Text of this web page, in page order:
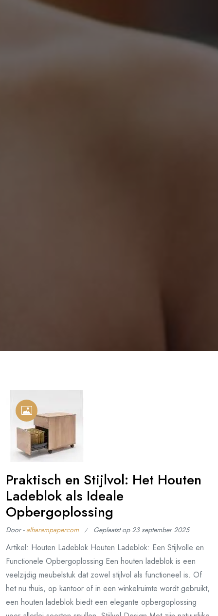
Praktisch en Stijlvol: Het Houten
Ladeblok als Ideale
Opbergoplossing
Door - alharampapercom Geplaatst op23 september 2025
Artikel: Houten Ladeblok Houten Ladeblok: Een Stijlvolle en
Functionele Opbergoplossing Een houten ladeblok is een
veelzijdig meubelstuk dat zowel stijlvol als functioneel is. Of
het nu thuis, op kantoor of in een winkelruimte wordt gebruikt,
een houten ladeblok biedt een elegante opbergoplossing